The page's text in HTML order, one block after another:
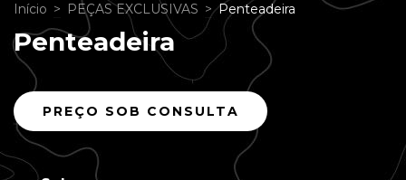
Início > PEÇAS EXCLUSIVAS > Penteadeira
Penteadeira